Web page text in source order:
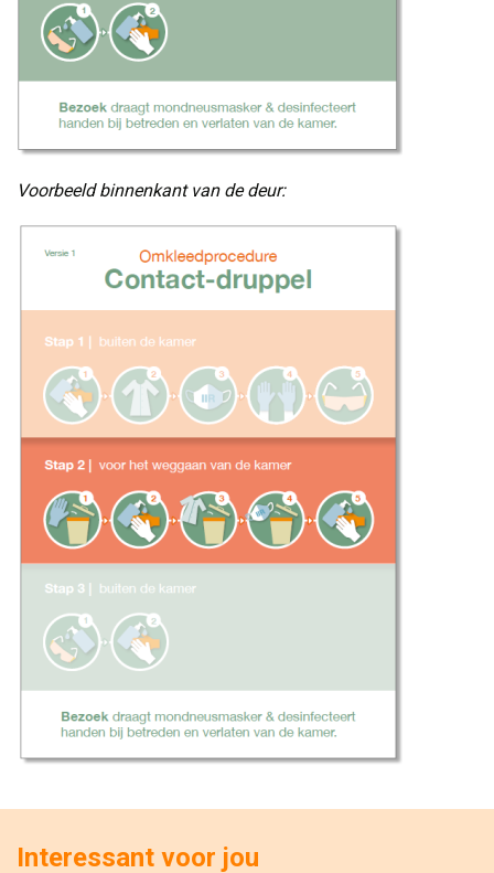
Voorbeeld binnenkant van de deur:
Interessant voor jou